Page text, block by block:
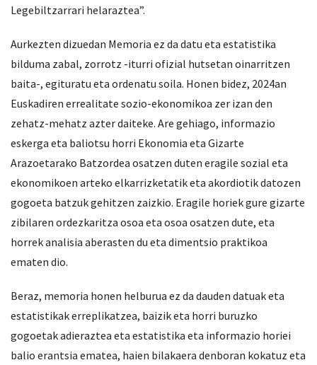
Legebiltzarrari helaraztea”.
Aurkezten dizuedan Memoria ez da datu eta estatistika
bilduma zabal, zorrotz -iturri ofizial hutsetan oinarritzen
baita-, egituratu eta ordenatu soila. Honen bidez, 2024an
Euskadiren errealitate sozio-ekonomikoa zer izan den
zehatz-mehatz azter daiteke. Are gehiago, informazio
eskerga eta baliotsu horri Ekonomia eta Gizarte
Arazoetarako Batzordea osatzen duten eragile sozial eta
ekonomikoen arteko elkarrizketatik eta akordiotik datozen
gogoeta batzuk gehitzen zaizkio. Eragile horiek gure gizarte
zibilaren ordezkaritza osoa eta osoa osatzen dute, eta
horrek analisia aberasten du eta dimentsio praktikoa
ematen dio.
Beraz, memoria honen helburua ez da dauden datuak eta
estatistikak erreplikatzea, baizik eta horri buruzko
gogoetak adieraztea eta estatistika eta informazio horiei
balio erantsia ematea, haien bilakaera denboran kokatuz eta